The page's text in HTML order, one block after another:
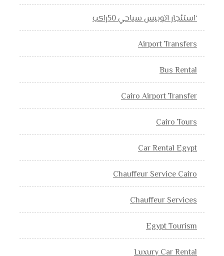
‘استئجار اتوبيس سياحي 50راكب
Airport Transfers
Bus Rental
Cairo Airport Transfer
Cairo Tours
Car Rental Egypt
Chauffeur Service Cairo
Chauffeur Services
Egypt Tourism
Luxury Car Rental